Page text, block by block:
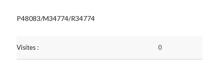
P48083/M34774/R34774
Visites : 0